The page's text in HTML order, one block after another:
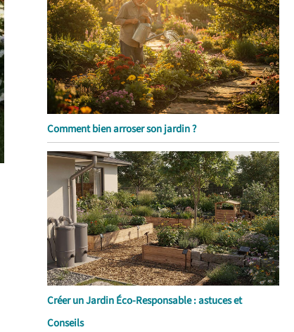
Comment bien arroser son jardin ?
Créer un Jardin Éco-Responsable : astuces et
Conseils